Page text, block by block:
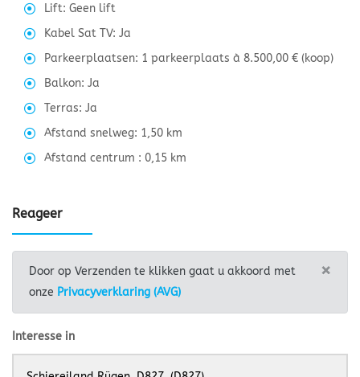
Lift: Geen lift
Kabel Sat TV: Ja
Parkeerplaatsen: 1 parkeerplaats à 8.500,00 € (koop)
Balkon: Ja
Terras: Ja
Afstand snelweg: 1,50 km
Afstand centrum : 0,15 km
Reageer
×
Door op Verzenden te klikken gaat u akkoord met
onze Privacyverklaring (AVG)
Interesse in